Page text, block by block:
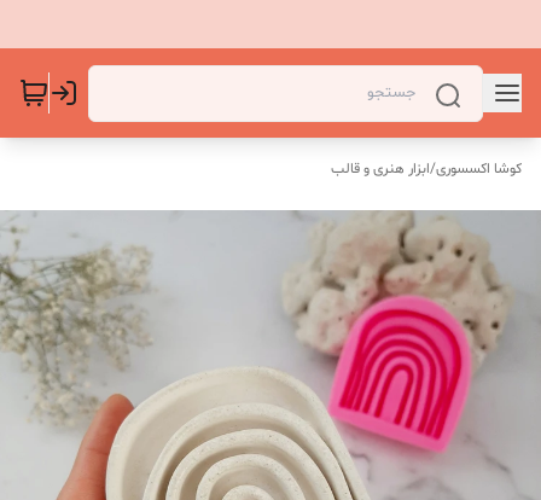
کوشا اکسسوری/ابزار هنری و قالب